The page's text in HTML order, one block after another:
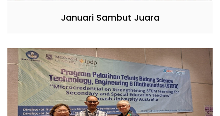
Januari Sambut Juara